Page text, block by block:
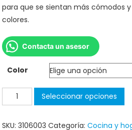
para que se sientan más cómodos
colores.
Contacta un asesor
Color
Seleccionar opciones
SKU:3106003 Categoría:Cocina y